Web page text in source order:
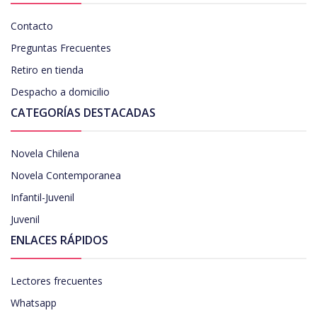
Contacto
Preguntas Frecuentes
Retiro en tienda
Despacho a domicilio
CATEGORÍAS DESTACADAS
Novela Chilena
Novela Contemporanea
Infantil-Juvenil
Juvenil
ENLACES RÁPIDOS
Lectores frecuentes
Whatsapp